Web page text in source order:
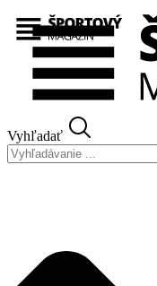
Preskočiť
na
obsah
Vyhľadať